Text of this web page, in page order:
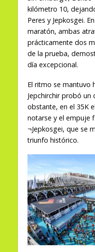
kilómetro 10,
Peres y Jepkosgei.
maratón, ambas
prácticamente dos
de la prueba,
día excepcional.
El ritmo se mantuvo
Jepchirchir probó
obstante, en el 35K
notarse y el empuje
¬Jepkosgei, que se
triunfo histórico.